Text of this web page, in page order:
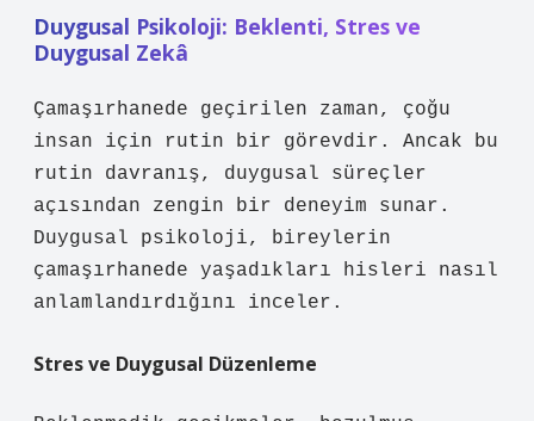
Duygusal Psikoloji: Beklenti, Stres ve
Duygusal Zekâ
Çamaşırhanede geçirilen zaman, çoğu
insan için rutin bir görevdir. Ancak bu
rutin davranış, duygusal süreçler
açısından zengin bir deneyim sunar.
Duygusal psikoloji, bireylerin
çamaşırhanede yaşadıkları hisleri nasıl
anlamlandırdığını inceler.
Stres ve Duygusal Düzenleme